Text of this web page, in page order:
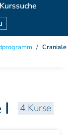
Kurssuche
/ Craniale
4 Kurse